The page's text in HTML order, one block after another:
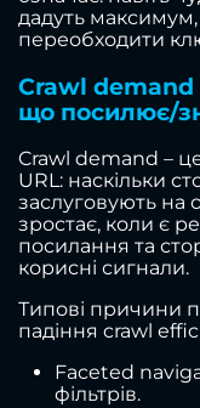
дадуть
переобходити
Crawl demand
що посилює/
Crawl demand –
URL: наскільки
заслуговують на
зростає, коли є
посилання та
корисні сигнали.
Типові причини
падіння crawl
Faceted
фільтрів.